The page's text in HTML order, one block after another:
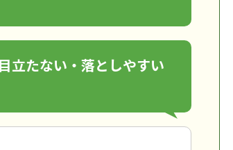
立たない・落としやすい